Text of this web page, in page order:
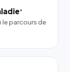
*
parcours de